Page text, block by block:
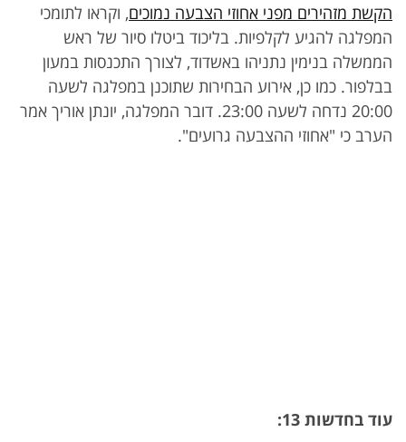
הקשת מזהירים מפני אחוזי הצבעה נמוכים, וקראו לתומכי
המפלגה להגיע לקלפיות. בליכוד ביטלו סיור של ראש
הממשלה בנימין נתניהו באשדוד, לצורך התכנסות במעון
בבלפור. כמו כן, אירוע הבחירות שתוכנן במפלגה לשעה
20:00 נדחה לשעה 23:00. דובר המפלגה, יונתן אוריך אמר
הערב כי "אחוזי ההצבעה גרועים".
עוד בחדשות 13: